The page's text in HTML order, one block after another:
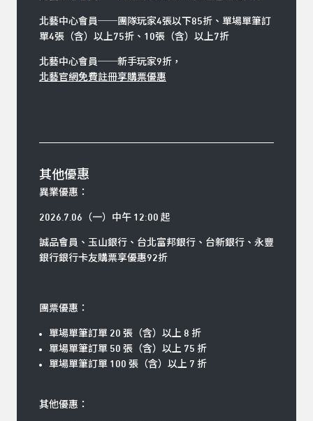
北藝中心會員──團隊玩家4張以下85折、單場單筆訂
單4張（含）以上75折、10張（含）以上7折
北藝中心會員──新手玩家9折，
北藝官網免費註冊享購票優惠
其他優惠
異業優惠：
2026.7.06（一）中午 12:00 起
誠品會員、玉山銀行、台北富邦銀行、台新銀行、永豐
銀行銀行卡友購票享優惠92折
團票優惠：
單場單筆訂單 20 張（含）以上 8 折
單場單筆訂單 50 張（含）以上 75 折
單場單筆訂單 100 張（含）以上 7 折
其他優惠：